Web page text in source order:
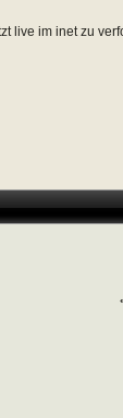
live im inet zu